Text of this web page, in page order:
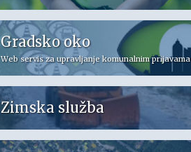
Gradsko oko
Web servis za upravljanje komunalnim prijavama
Zimska služba